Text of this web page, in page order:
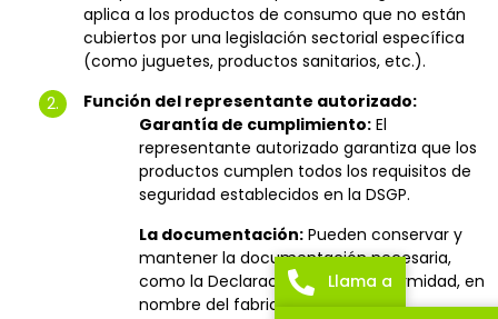
aplica a los productos de consumo que no están
cubiertos por una legislación sectorial específica
(como juguetes, productos sanitarios, etc.).
Función del representante autorizado:
Garantía de cumplimiento: El
representante autorizado garantiza que los
productos cumplen todos los requisitos de
seguridad establecidos en la DSGP.
La documentación: Pueden conservar y
mantener la documentación necesaria,
como la Declaración UE de Conformidad, en
nombre del fabricante.
Llama a